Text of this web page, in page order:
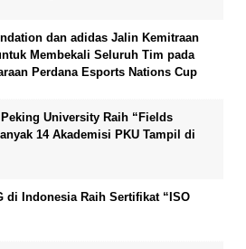
dan adidas Jalin Kemitraan
Membekali Seluruh Tim pada
Perdana Esports Nations Cup
University Raih “Fields
14 Akademisi PKU Tampil di
di Indonesia Raih Sertifikat “ISO